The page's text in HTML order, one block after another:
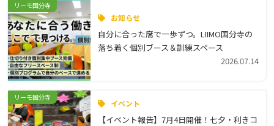
リーモ国分寺
お知らせ
自分に合った席で一歩ずつ。LIIMO国分寺の
落ち着く個別ブース＆訓練スペース
2026.07.14
リーモ国分寺
イベント
【イベント報告】7月4日開催！七夕・利きコ